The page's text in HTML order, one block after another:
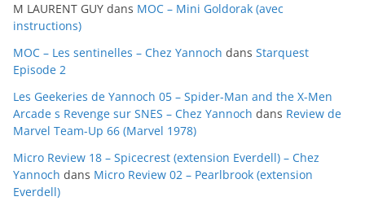
v
e
s
M LAURENT GUY dans MOC – Mini Goldorak (avec
instructions)
MOC – Les sentinelles – Chez Yannoch dans Starquest
Episode 2
Les Geekeries de Yannoch 05 – Spider-Man and the X-Men
Arcade s Revenge sur SNES – Chez Yannoch dans Review de
Marvel Team-Up 66 (Marvel 1978)
Micro Review 18 – Spicecrest (extension Everdell) – Chez
Yannoch dans Micro Review 02 – Pearlbrook (extension
Everdell)